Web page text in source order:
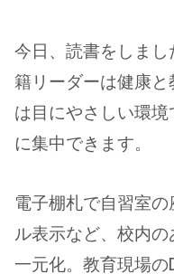
今日、読書をしま
籍リーダーは健康
は目にやさしい環
に集中できます。
電子棚札で自習室
ル表示など、校内
一元化。教育現場